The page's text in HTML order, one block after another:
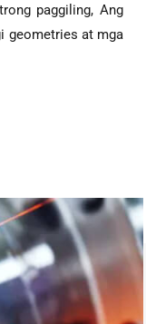
paggiling, Ang
geometries at mga